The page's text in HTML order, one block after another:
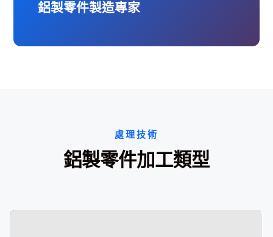
鋁製零件製造專家
處理技術
鋁製零件加工類型